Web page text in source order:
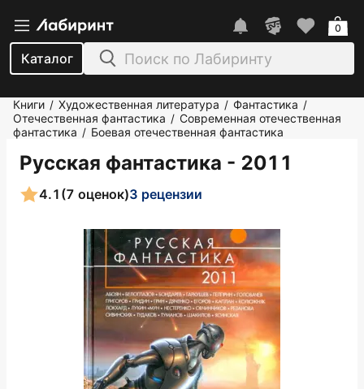
Каталог
0
Книги / Художественная литература / Фантастика /
Отечественная фантастика / Современная отечественная
фантастика / Боевая отечественная фантастика
Русская фантастика - 2011
4.1 (7 оценок)3 рецензии